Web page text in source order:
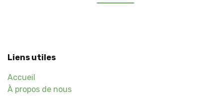
Liens utiles
Accueil
À propos de nous